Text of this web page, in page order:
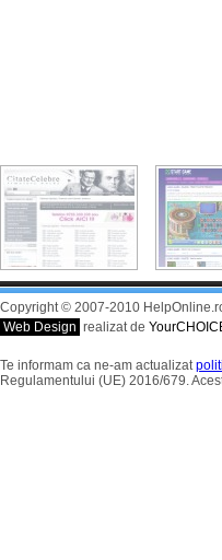
Copyright © 2007-2010
Web Design realizat de
Te informam ca ne-am actualizat
Regulamentului (UE) 2016/679.